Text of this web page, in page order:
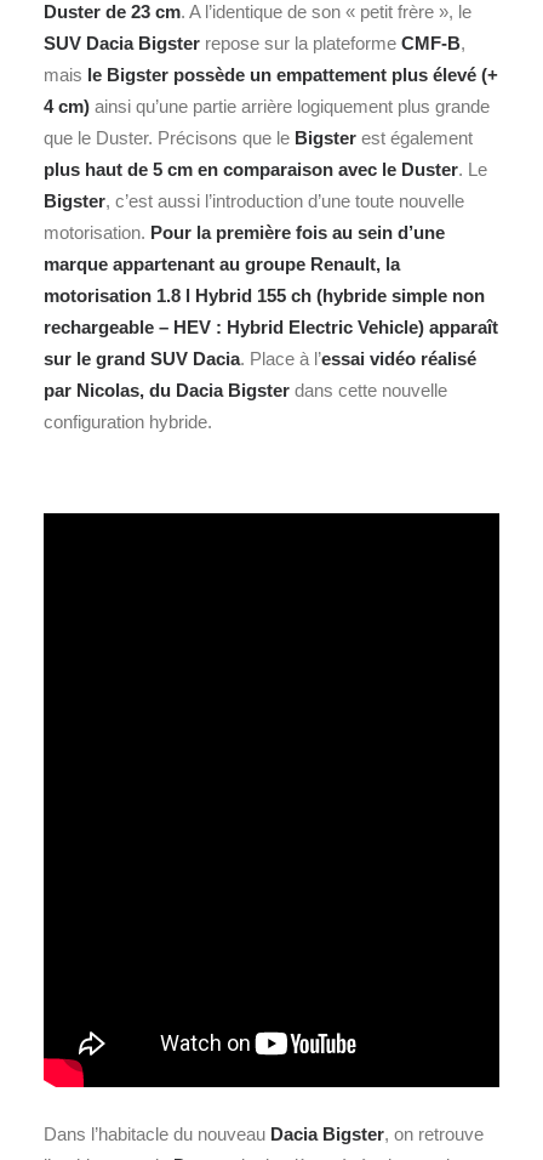
Duster de 23 cm. A l’identique de son « petit frère », le
SUV Dacia Bigster repose sur la plateforme CMF-B,
mais le Bigster possède un empattement plus élevé (+
4 cm) ainsi qu’une partie arrière logiquement plus grande
que le Duster. Précisons que le Bigster est également
plus haut de 5 cm en comparaison avec le Duster. Le
Bigster, c’est aussi l’introduction d’une toute nouvelle
motorisation. Pour la première fois au sein d’une
marque appartenant au groupe Renault, la
motorisation 1.8 l Hybrid 155 ch (hybride simple non
rechargeable – HEV : Hybrid Electric Vehicle) apparaît
sur le grand SUV Dacia. Place à l’essai vidéo réalisé
par Nicolas, du Dacia Bigster dans cette nouvelle
configuration hybride.
Dans l’habitacle du nouveau Dacia Bigster, on retrouve